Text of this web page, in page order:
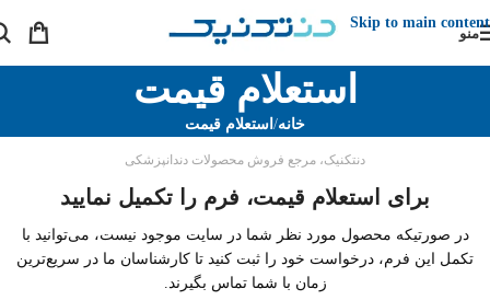
Skip to main content
منو
استعلام قیمت
خانه/ استعلام قیمت
دنتکنیک، مرجع فروش محصولات دندانپزشکی
برای استعلام قیمت، فرم را تکمیل نمایید
در صورتیکه محصول مورد نظر شما در سایت موجود نیست، می‌توانید با
تکمل این فرم، درخواست خود را ثبت کنید تا کارشناسان ما در سریع‌ترین
زمان با شما تماس بگیرند.